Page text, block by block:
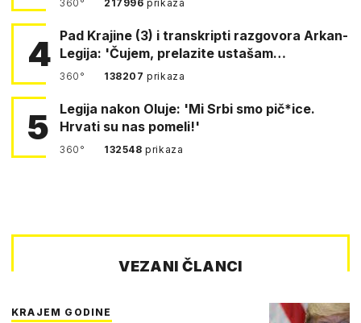
360° 217996prikaza
4 Pad Krajine (3) i transkripti razgovora Arkan-
Legija: 'Čujem, prelazite ustašam…
360° 138207prikaza
5
Legija nakon Oluje: 'Mi Srbi smo pič*ice.
Hrvati su nas pomeli!'
360° 132548prikaza
VEZANI ČLANCI
KRAJEM GODINE